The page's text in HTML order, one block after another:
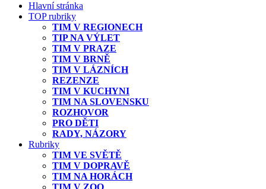
Hlavní stránka
TOP rubriky
TIM V REGIONECH
TIP NA VÝLET
TIM V PRAZE
TIM V BRNĚ
TIM V LÁZNÍCH
REZENZE
TIM V KUCHYNI
TIM NA SLOVENSKU
ROZHOVOR
PRO DĚTI
RADY, NÁZORY
Rubriky
TIM VE SVĚTĚ
TIM V DOPRAVĚ
TIM NA HORÁCH
TIM V ZOO